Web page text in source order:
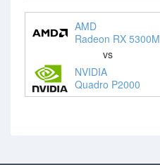
AMD
Radeon RX 5300M
vs
NVIDIA
Quadro P2000